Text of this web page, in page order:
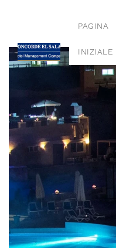
PAGINA
INIZIALE